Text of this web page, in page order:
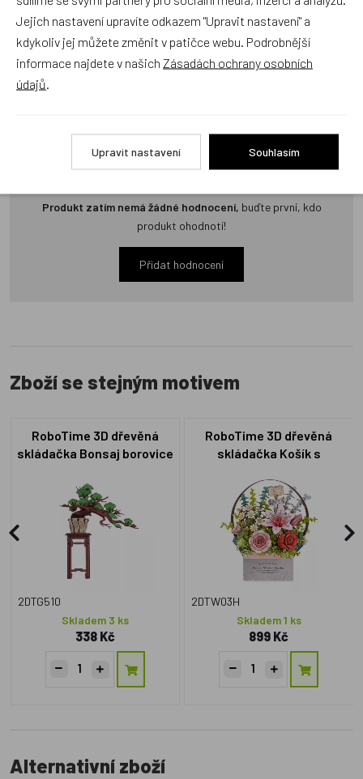
Zatím zde nejsou žádné dotazy. Buďte první, kdo se zeptá!
Produkt zatím nemá žádné hodnocení, buďte první, kdo
produkt ohodnotí!
Přidat hodnocení
Zboží se stejným motivem
RoboTime 3D dřevěná
skládačka Bonsaj borovice
2DTG510
Skladem 3 ks
338 Kč
RoboTime 3D dřevěná
skládačka Košík s
2DTW03H
Skladem 1 ks
899 Kč
Alternativní zboží
Jejich nastavení upravíte odkazem "Upravit nastavení" a
kdykoliv jej můžete změnit v patičce webu. Podrobnější
informace najdete v našich Zásadách ochrany osobních
údajů
Upravit nastavení Souhlasím